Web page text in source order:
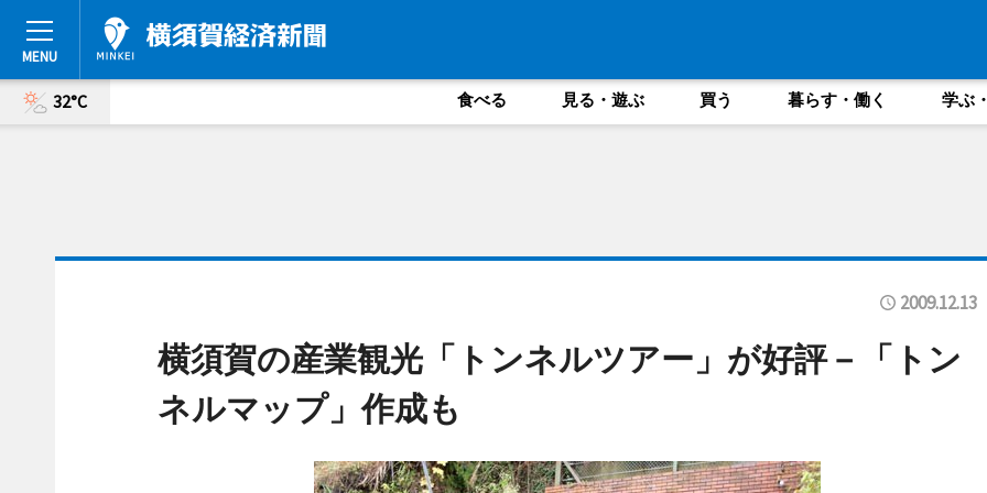
32°C 食べる 見る・遊ぶ 買う 暮らす・働く 学ぶ
2009.12.13
横須賀の産業観光「トンネルツアー」が好評－「トン
ネルマップ」作成も